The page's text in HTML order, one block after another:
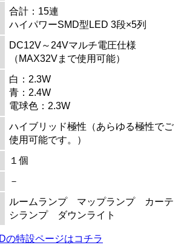
合計：15連
ハイパワーSMD型LED 3段×5列
DC12V～24Vマルチ電圧仕様
（MAX32Vまで使用可能）
白：2.3W
青：2.4W
電球色：2.3W
ハイブリッド極性（あらゆる極性でご
使用可能です。）
１個
－
ルームランプ マップランプ カーテ
シランプ ダウンライト
の特設ページはコチラ